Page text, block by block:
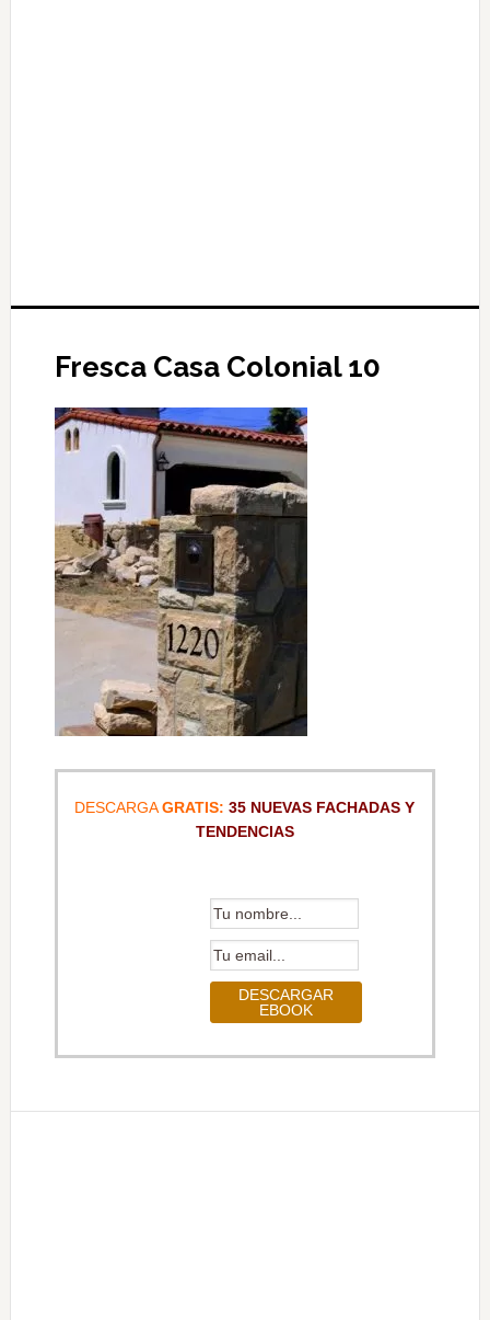
Fresca Casa Colonial 10
DESCARGAGRATIS: 35 NUEVAS FACHADAS Y
TENDENCIAS